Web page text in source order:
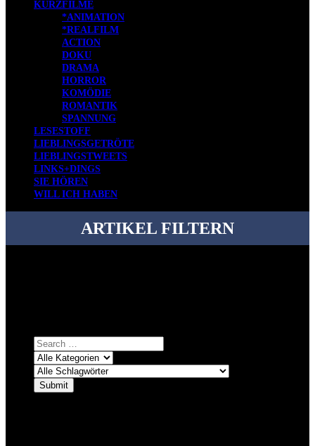
KURZFILME
*ANIMATION
*REALFILM
ACTION
DOKU
DRAMA
HORROR
KOMÖDIE
ROMANTIK
SPANNUNG
LESESTOFF
LIEBLINGSGETRÖTE
LIEBLINGSTWEETS
LINKS+DINGS
SIE HÖREN
WILL ICH HABEN
ARTIKEL FILTERN